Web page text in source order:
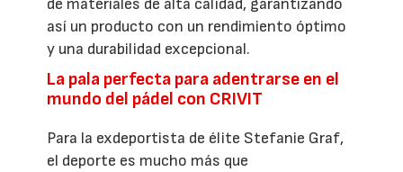
de materiales de alta calidad, garantizando
así un producto con un rendimiento óptimo
y una durabilidad excepcional.
La pala perfecta para adentrarse en el
mundo del pádel con CRIVIT
Para la exdeportista de élite Stefanie Graf,
el deporte es mucho más que